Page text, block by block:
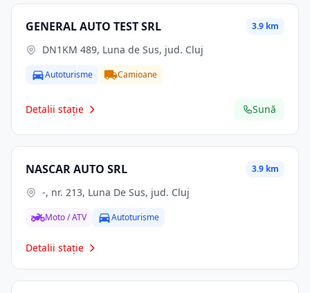
GENERAL AUTO TEST SRL 3.9 km
DN1KM 489, Luna de Sus, jud. Cluj
Autoturisme Camioane
Detalii stație Sună
NASCAR AUTO SRL 3.9 km
-, nr. 213, Luna De Sus, jud. Cluj
Moto / ATV Autoturisme
Detalii stație